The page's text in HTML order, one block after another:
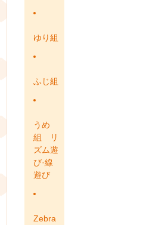
ゆり組
ふじ組
うめ
組 リ
ズム遊
び·線
遊び
Zebra